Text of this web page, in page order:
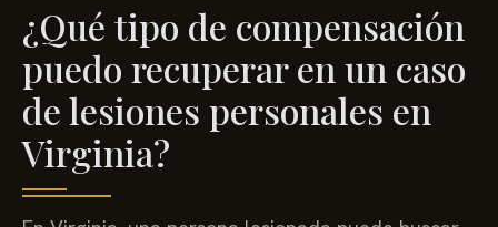
¿Qué tipo de compensación
puedo recuperar en un caso
de lesiones personales en
Virginia?